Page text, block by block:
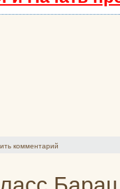
комментарий